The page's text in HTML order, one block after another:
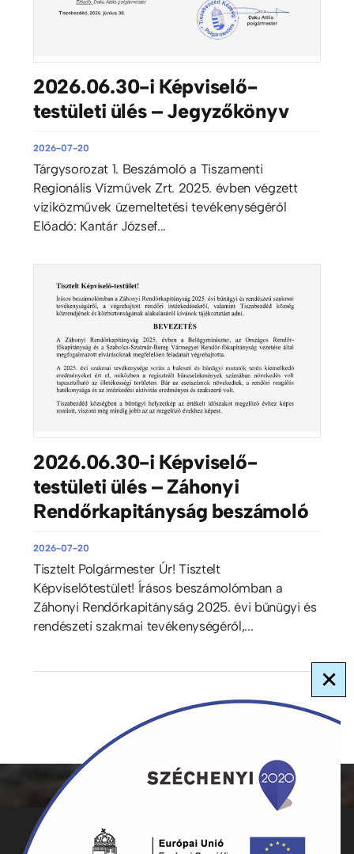
2026.06.30-i Képviselő-
testületi ülés – Jegyzőkönyv
2026-07-20
Tárgysorozat 1. Beszámoló a Tiszamenti
Regionális Vízművek Zrt. 2025. évben végzett
viziközművek üzemeltetési tevékenységéről
Előadó: Kantár József...
2026.06.30-i Képviselő-
testületi ülés – Záhonyi
Rendőrkapitányság beszámoló
2026-07-20
Tisztelt Polgármester Úr! Tisztelt
Képviselőtestület! Írásos beszámolómban a
Záhonyi Rendőrkapitányság 2025. évi bűnügyi és
rendészeti szakmai tevékenységéről,...
×